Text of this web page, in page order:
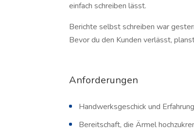
einfach schreiben lässt.
Berichte selbst schreiben war
Bevor du den Kunden verlässt,
Anforderungen
Handwerksgeschick und
Bereitschaft, die Ärmel